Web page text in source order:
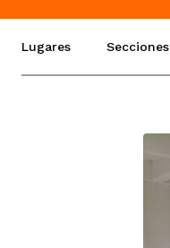
Lugares Secciones